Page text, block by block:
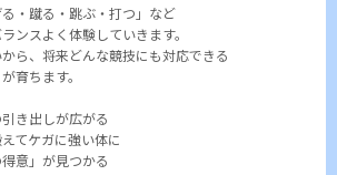
・蹴る・跳ぶ・打つ」など
ンスよく体験していきます。
ら、将来どんな競技にも対応できる
育ちます。
き出しが広がる
てケガに強い体に
意」が見つかる